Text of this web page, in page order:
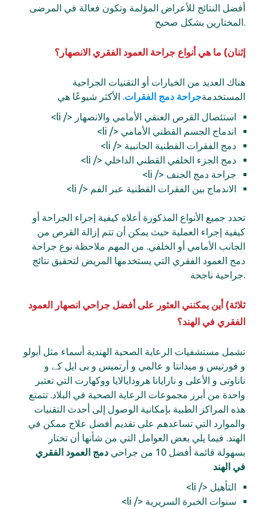
أفضل النتائج للأعراض المؤلمة وتكون فعالة في المرضى
المختارين بشكل صحيح.
إثنان) ما هي أنواع جراحة العمود الفقري الانصهار؟
هناك العديد من الخيارات أو التقنيات الجراحية
المستخدمةجراحة دمج الفقرات. الأكثر شيوعًا هي
استئصال القرص العنقي الأمامي والانصهار </ li>
اندماج الجسم القطني الأمامي </ li>
دمج الفقرات القطنية الجانبية </ li>
دمج الجزء الخلفي القطني الداخلي </ li>
جراحة دمج الجنف </ li>
الاندماج بين الفقرات القطنية عبر الفم </ li>
تحدد جميع الأنواع المذكورة أعلاه كيفية إجراء الجراحة أو
كيفية إجراء العملية حيث يمكن أن تتم إزالة القرص من
الجانب الأمامي أو الخلفي. من المهم ملاحظة نوع جراحة
دمج العمود الفقري التي يستخدمها المريض لتحقيق نتائج
جراحية ناجحة.
ثلاثة) أين يمكنني العثور على أفضل جراحي انصهار العمود
الفقري في الهند؟
تشمل مستشفيات الرعاية الصحية الهندية أسماء مثل أبولو
و فورتيس و ميدانتا و عالمي و أرتميس و بی ایل کے و
ناناوتی و الأعلى و نارايانا هرودايالايا ووكهارت التي تعتبر
واحدة من أبرز مجموعات الرعاية الصحية في البلاد. تتمتع
هذه المراكز الطبية بإمكانية الوصول إلى أحدث التقنيات
والموارد التي تساعدهم على تقديم أفضل علاج ممكن في
الهند. فيما يلي بعض العوامل التي من شأنها أن تختار
بسهولة قائمة أفضل 10 من جراحي
دمج العمود الفقري
في الهند
التأهيل </ li>
سنوات الخبرة السريرية </ li>